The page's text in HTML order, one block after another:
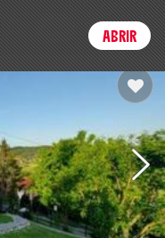
Precios en
ARSCambiar moneda
Login
ABRIR